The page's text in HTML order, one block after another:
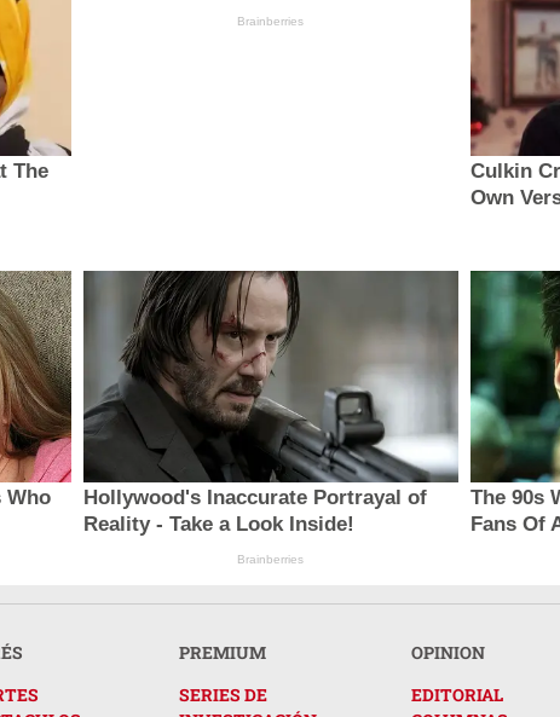
The
Brainberries
Culkin
Own
Who
Hollywood's Inaccurate Portrayal of
Reality - Take a Look Inside!
Brainberries
The 90s
Fans Of
PREMIUM
SERIES DE
OPINION
EDITORIAL